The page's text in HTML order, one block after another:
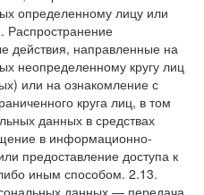
определенному лицу или
Распространение
направленные на
неопределенному кругу лиц
или на ознакомление с
круга лиц, в том
данных в средствах
в информационно-
предоставление доступа к
иным способом. 2.13.
данных — передача